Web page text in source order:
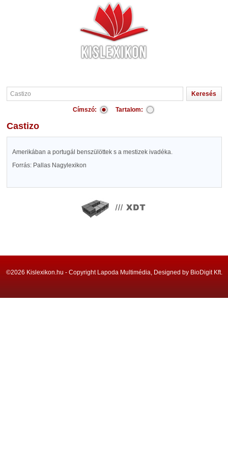
Címszó: Tartalom:
Castizo
Amerikában a portugál benszülöttek s a mestizek ivadéka.
Forrás: Pallas Nagylexikon
©2026 Kislexikon.hu - Copyright Lapoda Multimédia, Designed by BioDigit Kft.